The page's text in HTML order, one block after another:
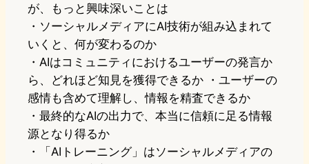
が、もっと興味深いことは
・ソーシャルメディアにAI技術が組み込まれて
いくと、何が変わるのか
・AIはコミュニティにおけるユーザーの発言か
ら、どれほど知見を獲得できるか ・ユーザーの
感情も含めて理解し、情報を精査できるか
・最終的なAIの出力で、本当に信頼に足る情報
源となり得るか
・「AIトレーニング」はソーシャルメディアの